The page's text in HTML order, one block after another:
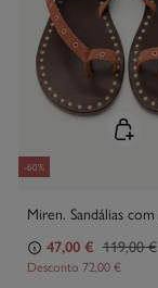
-60%
47,00 € 119,00 €
Desconto 72,00 €